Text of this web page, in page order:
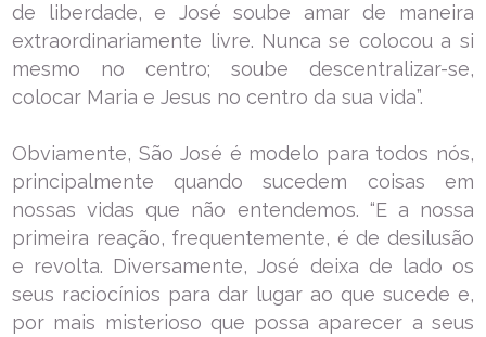
de liberdade, e José soube amar de maneira
extraordinariamente livre. Nunca se colocou a si
mesmo no centro; soube descentralizar-se,
colocar Maria e Jesus no centro da sua vida”.
Obviamente, São José é modelo para todos nós,
principalmente quando sucedem coisas em
nossas vidas que não entendemos. “E a nossa
primeira reação, frequentemente, é de desilusão
e revolta. Diversamente, José deixa de lado os
seus raciocínios para dar lugar ao que sucede e,
por mais misterioso que possa aparecer a seus